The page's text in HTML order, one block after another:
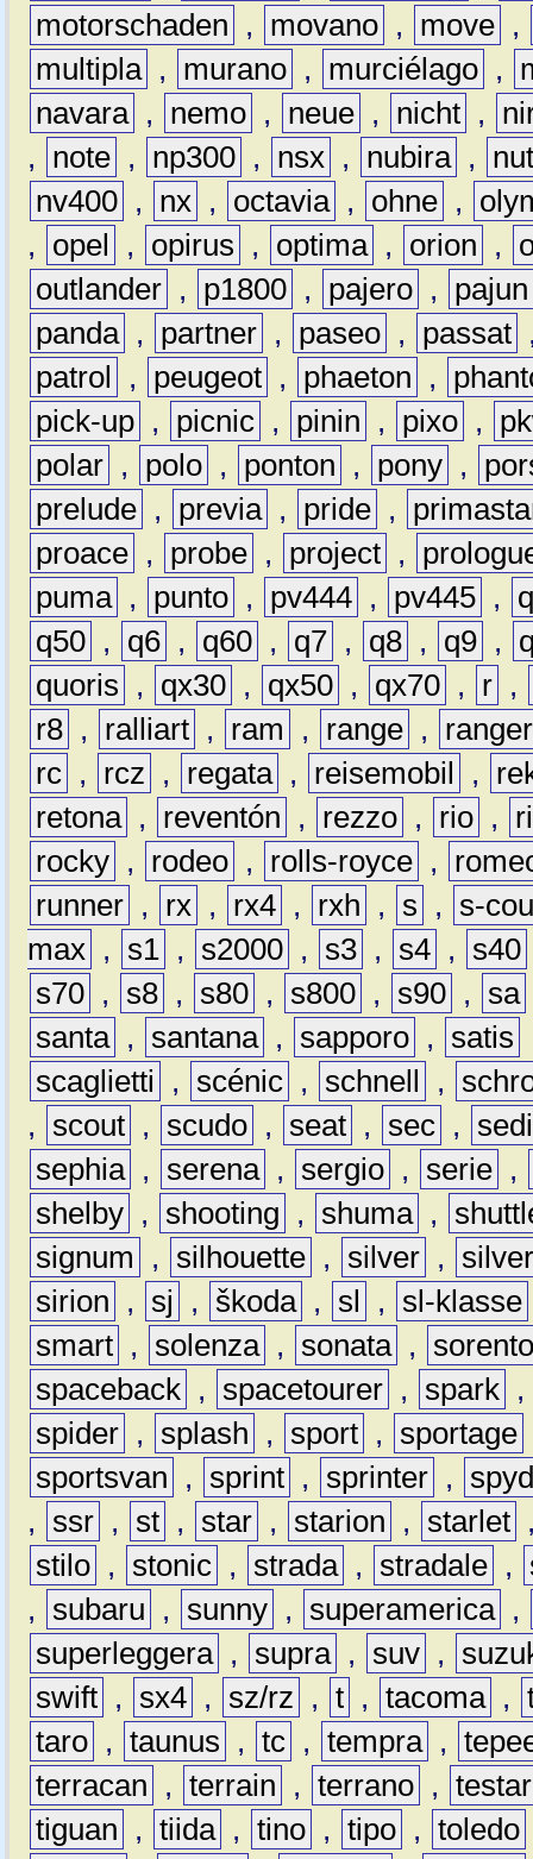
motorschaden
, movano , move ,
multipla , murano , murciélago ,
navara , nemo , neue , nicht ,
,
note , np300 , nsx , nubira ,
nv400 , nx , octavia , ohne ,
,
opel , opirus , optima , orion ,
outlander , p1800 , pajero ,
pajun
panda , partner , paseo , passat
patrol
, peugeot , phaeton ,
pick-up , picnic , pinin , pixo ,
polar , polo , ponton , pony ,
prelude , previa , pride ,
proace , probe , project ,
puma , punto , pv444 , pv445 ,
q50 , q6 , q60 , q7 , q8 , q9 ,
quoris
, qx30 , qx50 , qx70 , r ,
r8 , ralliart , ram , range ,
ranger
rc , rcz , regata , reisemobil ,
retona , reventón , rezzo , rio ,
rocky , rodeo , rolls-royce ,
runner , rx , rx4 , rxh , s ,
s-
max , s1 , s2000 , s3 , s4 , s40
s70 , s8 , s80 , s800 , s90 , sa
santa , santana , sapporo , satis
scaglietti
, scénic , schnell ,
,
scout , scudo , seat , sec ,
sephia , serena , sergio , serie ,
shelby , shooting , shuma ,
signum
, silhouette , silver ,
sirion
, sj , škoda , sl , sl-klasse
smart , solenza , sonata ,
spaceback , spacetourer , spark ,
spider , splash , sport , sportage
sportsvan
, sprint , sprinter ,
,
ssr , st , star , starion , starlet
stilo , stonic , strada , stradale ,
,
subaru , sunny , superamerica ,
superleggera , supra , suv ,
swift , sx4 , sz/rz , t , tacoma ,
taro , taunus , tc , tempra ,
terracan
, terrain , terrano ,
tiguan
, tiida , tino , tipo , toledo